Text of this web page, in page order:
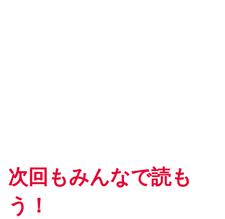
次回もみんなで読も
う！